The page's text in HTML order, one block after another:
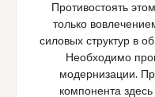
Противостоять
только
силовых структур в
Необходимо
модернизации.
компонента